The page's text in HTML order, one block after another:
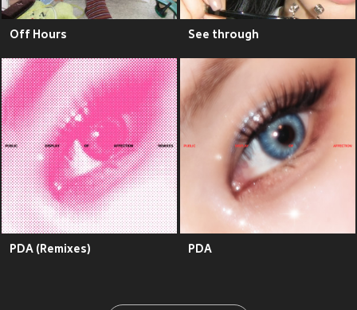
Off Hours See through
PDA (Remixes) PDA